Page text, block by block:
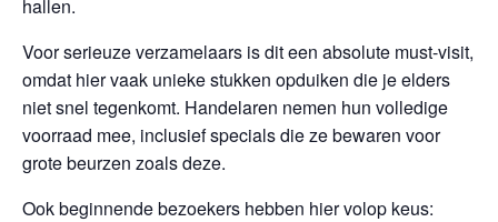
hallen.
Voor serieuze verzamelaars is dit een absolute must-visit,
omdat hier vaak unieke stukken opduiken die je elders
niet snel tegenkomt. Handelaren nemen hun volledige
voorraad mee, inclusief specials die ze bewaren voor
grote beurzen zoals deze.
Ook beginnende bezoekers hebben hier volop keus: